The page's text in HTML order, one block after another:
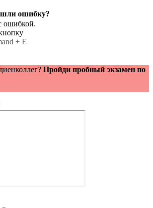
ошибку?
ошибкой.
+ E
Пройди пробный экзамен по